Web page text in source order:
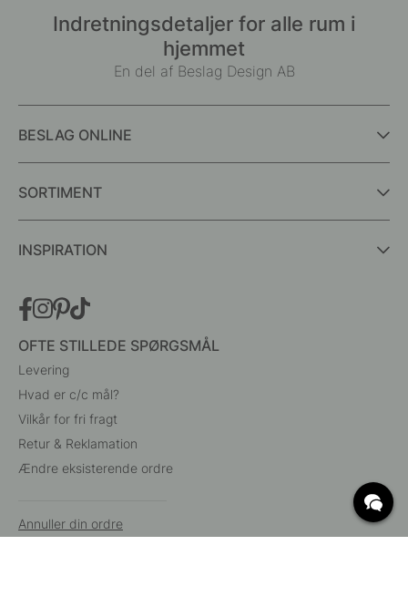
Indretningsdetaljer for alle rum i
hjemmet
En del af Beslag Design AB
BESLAG ONLINE
SORTIMENT
INSPIRATION
OFTE STILLEDE SPØRGSMÅL
Levering
Hvad er c/c mål?
Vilkår for fri fragt
Retur & Reklamation
Ændre eksisterende ordre
Annuller din ordre